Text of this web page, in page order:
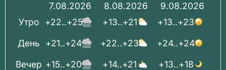
7.08.2026
+22..+25
+21..+24
+15..+20
8.08.2026
+13..+21
+22..+23
+14..+21
9.08.2026
+13..+23
+24..+24
+13..+18
Вечер
День
Утро